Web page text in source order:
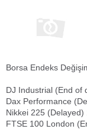
Borsa Endeks
DJ Industrial (End of
Dax Performance
Nikkei 225
FTSE 100 London